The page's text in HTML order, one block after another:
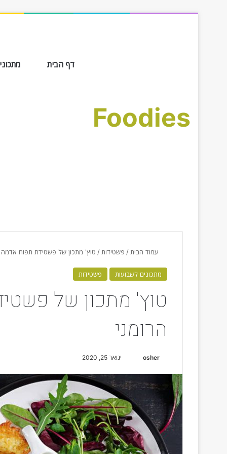
Foodies
דף הבית מתכונים
עמוד הבית / פשטידות / טוץ' מתכון של פשטידת תפוח
מתכונים לשבועות פשטידות
טוץ' מתכון של
הרומני
osher
a
n
e
m
ינואר 25, 2020